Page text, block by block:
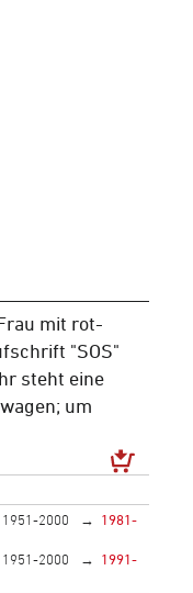
mit rot-
"SOS"
steht eine
um
1951-2000
1981-
1951-2000
1991-